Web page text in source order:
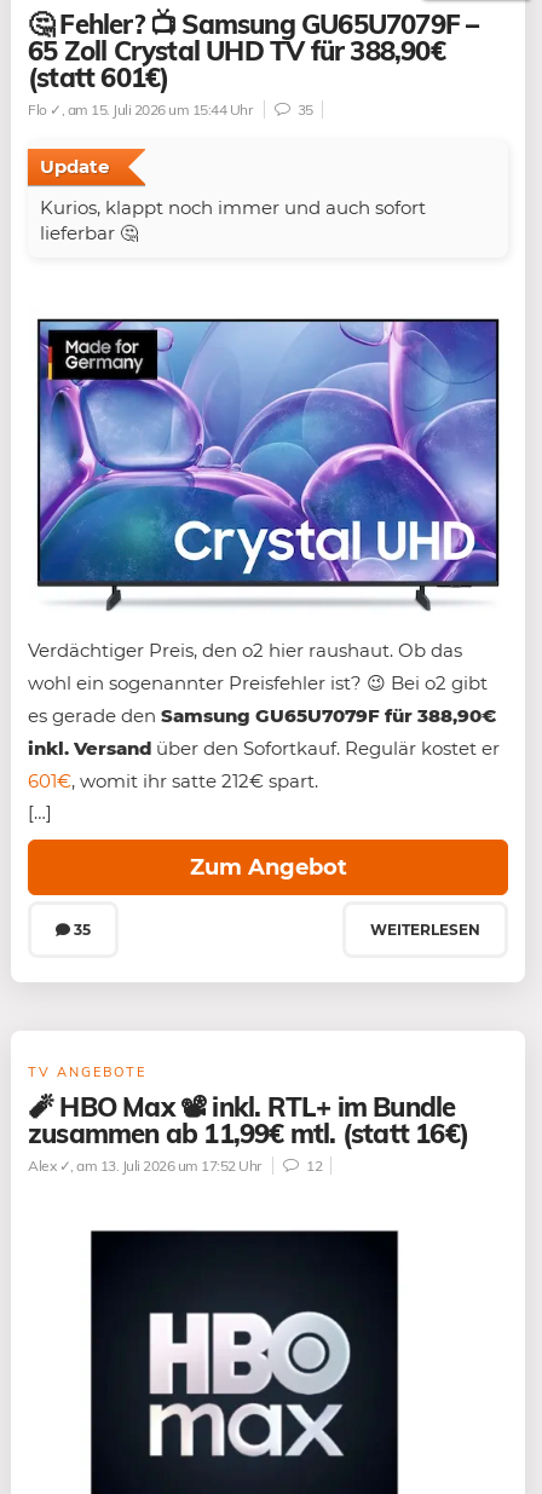
🤔 Fehler? 📺 Samsung GU65U7079F –
65 Zoll Crystal UHD TV für 388,90€
(statt 601€)
Flo ✓ , am 15. Juli 2026 um 15:44 Uhr 35
Update
Kurios, klappt noch immer und auch sofort
lieferbar 🤔
Verdächtiger Preis, den o2 hier raushaut. Ob das
wohl ein sogenannter Preisfehler ist? 😉 Bei o2 gibt
es gerade den Samsung GU65U7079F für 388,90€
inkl. Versand über den Sofortkauf. Regulär kostet er
601€, womit ihr satte 212€ spart.
[…]
35
Zum Angebot
WEITERLESEN
TV ANGEBOTE
🧨 HBO Max 📽️ inkl. RTL+ im Bundle
zusammen ab 11,99€ mtl. (statt 16€)
Alex ✓, am 13. Juli 2026 um 17:52 Uhr 12